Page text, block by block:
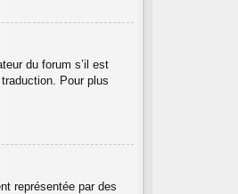
du forum s’il est
Pour plus
représentée par des